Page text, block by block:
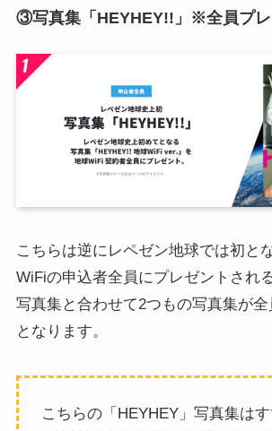
③写真集「HEYHEY!!」※全員プレ
こちらは逆にレペゼン地球では初と
WiFiの申込者全員にプレゼントされ
写真集と合わせて2つもの写真集が全
となります。
こちらの「HEYHEY」写真集は